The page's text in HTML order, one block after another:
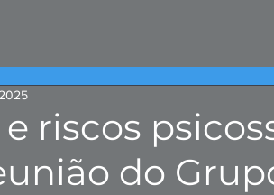
e riscos
do